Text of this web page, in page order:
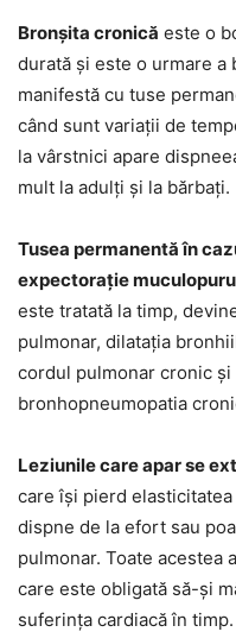
Bronșita cronică este o
durată și este o urmare a
manifestă cu tuse
când sunt variații de
la vârstnici apare
mult la adulți și la bărbați.
Tusea permanentă în
expectorație
este tratată la timp,
pulmonar, dilatația
cordul pulmonar cronic și
bronhopneumopatia
Leziunile care apar se
care își pierd
dispne de la efort sau
pulmonar. Toate acestea
care este obligată să-și
suferința cardiacă în timp.